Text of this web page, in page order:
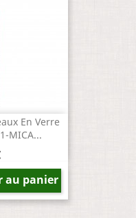
En Verre
MICA...
au panier